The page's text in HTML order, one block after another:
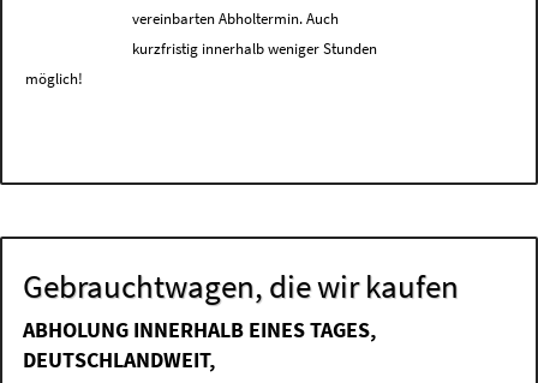
vereinbarten Abholtermin. Auch
kurzfristig innerhalb weniger Stunden
möglich!
Gebrauchtwagen, die wir kaufen
ABHOLUNG INNERHALB EINES TAGES,
DEUTSCHLANDWEIT,